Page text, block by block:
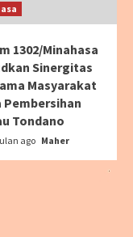
1302/Minahasa
Sinergitas
Masyarakat
Pembersihan
Tondano
ago Maher